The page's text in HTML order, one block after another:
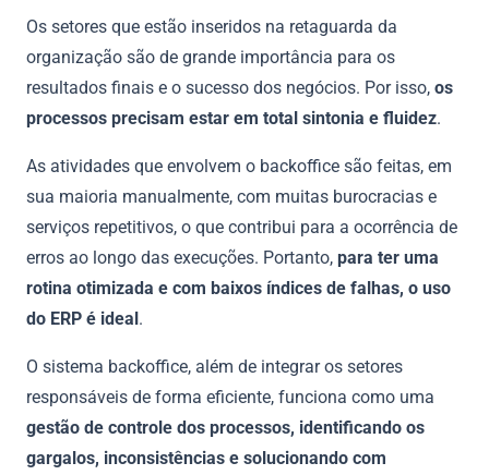
Os setores que estão inseridos na retaguarda da
organização são de grande importância para os
resultados finais e o sucesso dos negócios. Por isso, os
processos precisam estar em total sintonia e fluidez.
As atividades que envolvem o backoffice são feitas, em
sua maioria manualmente, com muitas burocracias e
serviços repetitivos, o que contribui para a ocorrência de
erros ao longo das execuções. Portanto, para ter uma
rotina otimizada e com baixos índices de falhas, o uso
do ERP é ideal.
O sistema backoffice, além de integrar os setores
responsáveis de forma eficiente, funciona como uma
gestão de controle dos processos, identificando os
gargalos, inconsistências e solucionando com